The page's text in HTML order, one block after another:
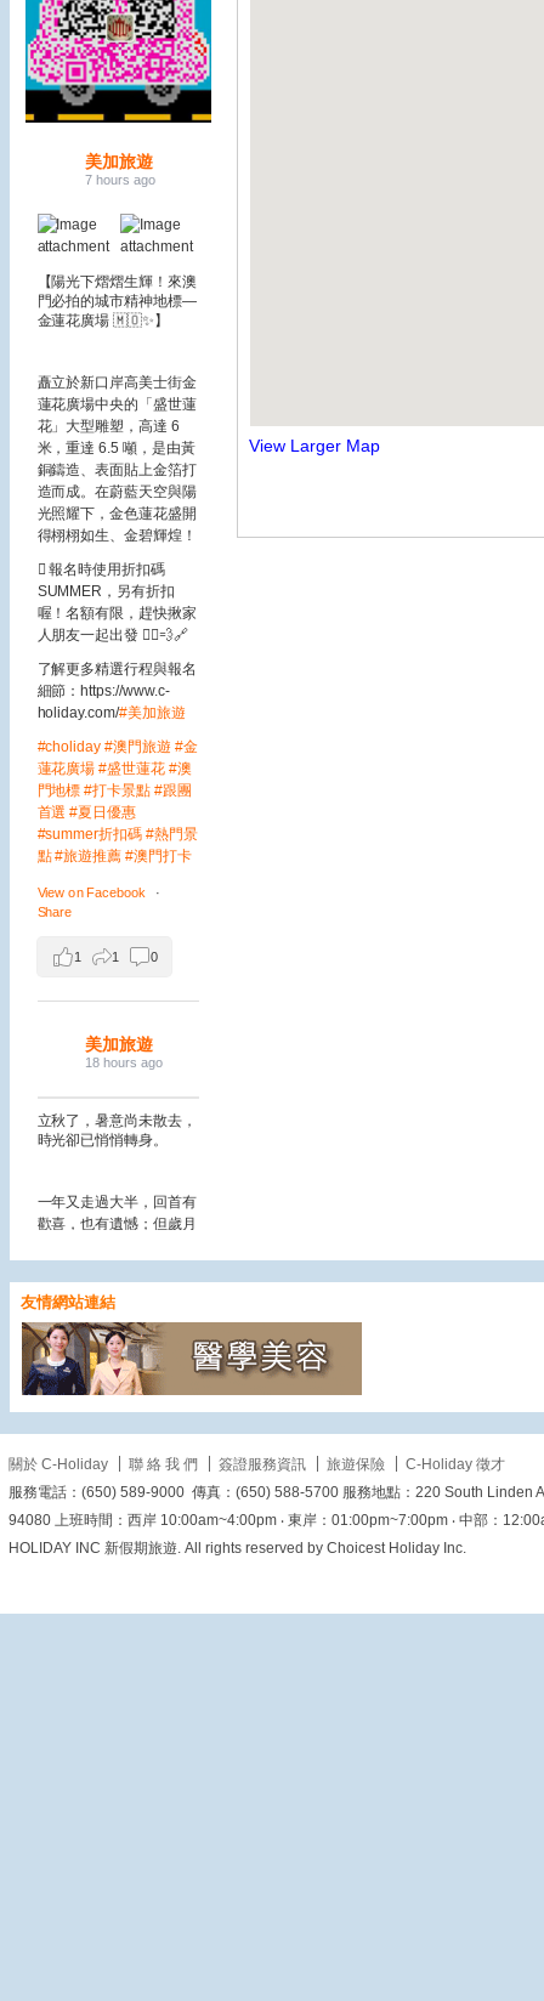
美加旅遊
7 hours ago
【陽光下熠熠生輝！來澳
門必拍的城市精神地標—
金蓮花廣場 🇲🇴✨】
矗立於新口岸高美士街金
蓮花廣場中央的「盛世蓮
花」大型雕塑，高達 6
米，重達 6.5 噸，是由黃
銅鑄造、表面貼上金箔打
造而成。在蔚藍天空與陽
光照耀下，金色蓮花盛開
得栩栩如生、金碧輝煌！
🪎 報名時使用折扣碼
SUMMER，另有折扣
喔！名額有限，趕快揪家
人朋友一起出發 🏃‍♂️💨🔗
了解更多精選行程與報名
細節：https://www.c-
holiday.com/#美加旅遊
#choliday #澳門旅遊 #金
蓮花廣場 #盛世蓮花 #澳
門地標 #打卡景點 #跟團
首選 #夏日優惠
#summer折扣碼 #熱門景
點 #旅遊推薦 #澳門打卡
View on Facebook
·
Share
1 1 0
美加旅遊
18 hours ago
立秋了，暑意尚未散去，
時光卻已悄悄轉身。
一年又走過大半，回首有
歡喜，也有遺憾；但歲月
沉澱美好；願我們心中有
暖、眼裡有光，從容迎接
每一個日子。一葉知秋，
願秋風送來平安，也帶來
新的希望。
1 1 0
View Larger Map
友情網站連結
關於 C-Holiday 聯 絡 我 們 簽證服務資訊 旅遊保險
C-Holiday 徵才
服務電話：(650) 589-9000 傳真：(650) 588-5700 服務地點：220 South Linden
94080 上班時間：西岸 10:00am~4:00pm ‧ 東岸：01:00pm~7:00pm ‧ 中部：
HOLIDAY INC 新假期旅遊. All rights reserved by Choicest Holiday Inc.